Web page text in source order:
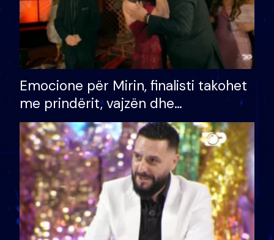
Emocione për Mirin, finalisti takohet
me prindërit, vajzën dhe
bashkëshorten: S’kemi ndonjë letër
divorci apo jo?